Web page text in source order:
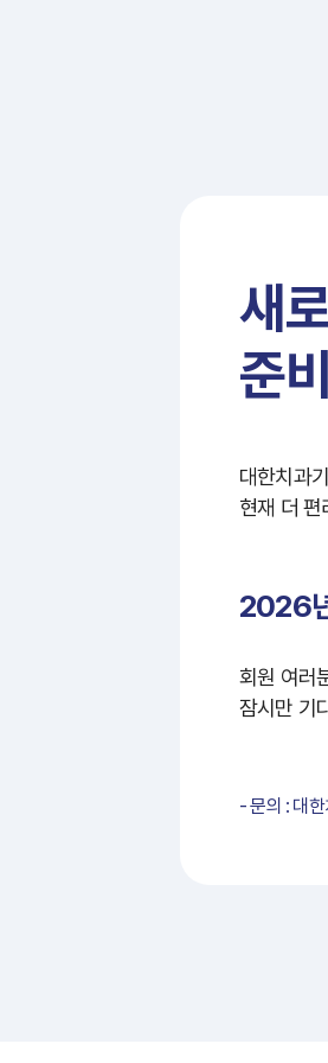
새
준
대한치과
현재 더 편
2026
회원 여러
잠시만 기
- 문의 : 대